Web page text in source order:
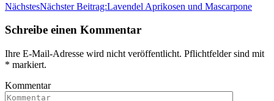
NächstesNächster Beitrag:Lavendel Aprikosen und Mascarpone
Schreibe einen Kommentar
Ihre E-Mail-Adresse wird nicht veröffentlicht. Pflichtfelder sind mit
* markiert.
Kommentar